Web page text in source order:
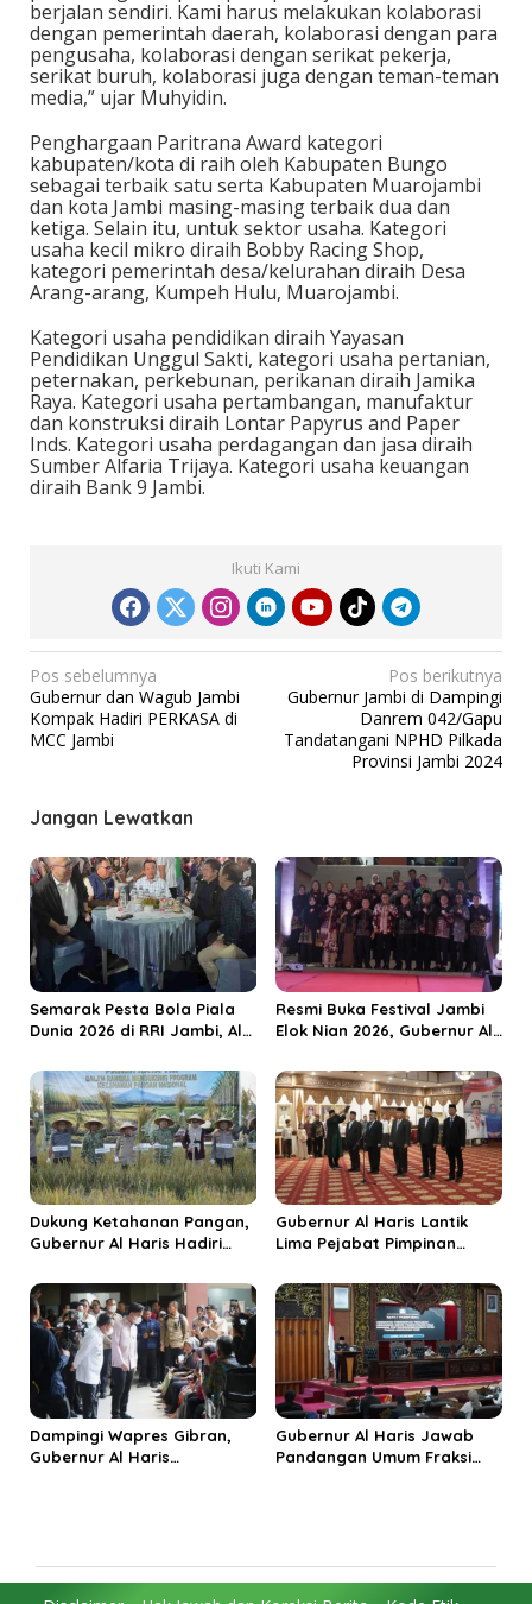
berjalan sendiri. Kami harus melakukan kolaborasi
dengan pemerintah daerah, kolaborasi dengan para
pengusaha, kolaborasi dengan serikat pekerja,
serikat buruh, kolaborasi juga dengan teman-teman
media,” ujar Muhyidin.
Penghargaan Paritrana Award kategori
kabupaten/kota di raih oleh Kabupaten Bungo
sebagai terbaik satu serta Kabupaten Muarojambi
dan kota Jambi masing-masing terbaik dua dan
ketiga. Selain itu, untuk sektor usaha. Kategori
usaha kecil mikro diraih Bobby Racing Shop,
kategori pemerintah desa/kelurahan diraih Desa
Arang-arang, Kumpeh Hulu, Muarojambi.
Kategori usaha pendidikan diraih Yayasan
Pendidikan Unggul Sakti, kategori usaha pertanian,
peternakan, perkebunan, perikanan diraih Jamika
Raya. Kategori usaha pertambangan, manufaktur
dan konstruksi diraih Lontar Papyrus and Paper
Inds. Kategori usaha perdagangan dan jasa diraih
Sumber Alfaria Trijaya. Kategori usaha keuangan
diraih Bank 9 Jambi.
Ikuti Kami
N
a
v
g
s
i
p
o
s
Pos sebelumnya
Gubernur dan Wagub Jambi
Kompak Hadiri PERKASA di
MCC Jambi
Pos berikutnya
Gubernur Jambi di Dampingi
Danrem 042/Gapu
Tandatangani NPHD Pilkada
Provinsi Jambi 2024
Jangan Lewatkan
Semarak Pesta Bola Piala
Dunia 2026 di RRI Jambi, Al
Ekonomi Rakyat
Resmi Buka Festival Jambi
Elok Nian 2026, Gubernur Al
Jadi Destinasi Wisata
Budaya Unggulan
Dukung Ketahanan Pangan,
Gubernur Al Haris Hadiri
Kabupaten Tanjungjabung
Timur
Gubernur Al Haris Lantik
Lima Pejabat Pimpinan
Penguatan Kinerja dan
Integritas
Dampingi Wapres Gibran,
Gubernur Al Haris
Gubernur Al Haris Jawab
Pandangan Umum Fraksi